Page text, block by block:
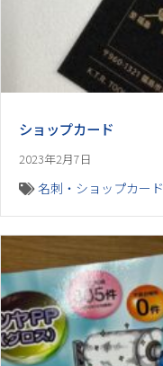
ショップカード
2023年2月7日
名刺・ショップカード